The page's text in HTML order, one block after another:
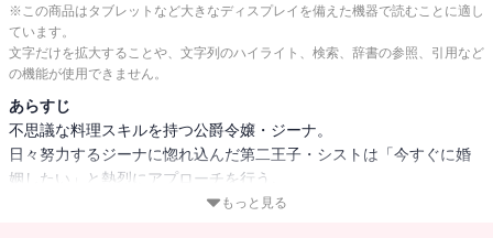
※この商品はタブレットなど大きなディスプレイを備えた機器で読むことに適し
ています。
文字だけを拡大することや、文字列のハイライト、検索、辞書の参照、引用など
の機能が使用できません。
あらすじ
不思議な料理スキルを持つ公爵令嬢・ジーナ。
日々努力するジーナに惚れ込んだ第二王子・シストは「今すぐに婚
姻したい」と熱烈にアプローチを行う。
しかし、ジーナはシストのことが好きではあるものの、自分の想い
もっと見る